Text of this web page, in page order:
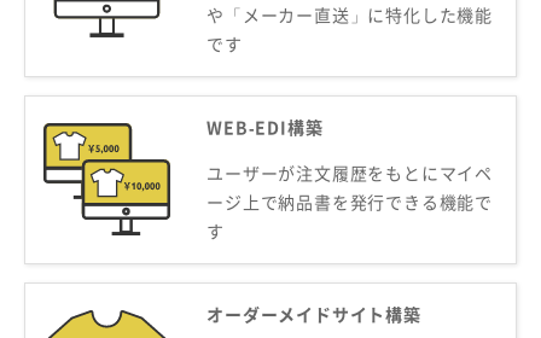
や「メーカー直送」に特化した機能
です
WEB-EDI構築
ユーザーが注文履歴をもとにマイペ
ージ上で納品書を発行できる機能で
す
オーダーメイドサイト構築